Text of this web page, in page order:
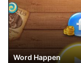
Word Happen